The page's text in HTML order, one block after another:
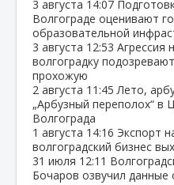
3 августа 14:07
Волгограде оценивают
образовательной
3 августа 12:53 Агрессия
волгоградку
прохожую
2 августа 11:45 Лето,
„Арбузный переполох“ в
Волгограда
1 августа 14:16 Экспорт
волгоградский бизнес
31 июля 12:11
Бочаров озвучил данные